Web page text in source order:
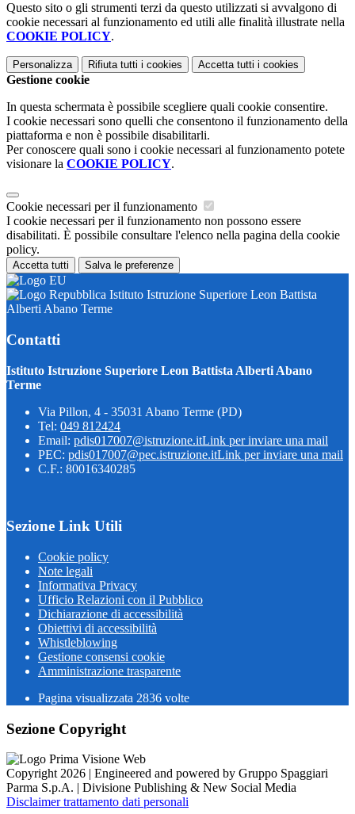
Questo sito o gli strumenti terzi da questo utilizzati si avvalgono di
cookie necessari al funzionamento ed utili alle finalità illustrate nella
COOKIE POLICY.
Personalizza Rifiuta tutti i cookies Accetta tutti i cookies
Gestione cookie
In questa schermata è possibile scegliere quali cookie consentire.
I cookie necessari sono quelli che consentono il funzionamento della
piattaforma e non è possibile disabilitarli.
Per conoscere quali sono i cookie necessari al funzionamento potete
visionare la COOKIE POLICY.
Cookie necessari per il funzionamento
I cookie necessari per il funzionamento non possono essere
disabilitati. È possibile consultare l'elenco nella pagina della cookie
policy.
Accetta tutti Salva le preferenze
Istituto Istruzione Superiore Leon Battista
Alberti Abano Terme
Contatti
Istituto Istruzione Superiore Leon Battista Alberti Abano
Terme
Via Pillon, 4 - 35031 Abano Terme (PD)
Tel: 049 812424
Email: pdis017007@istruzione.itLink per inviare una mail
PEC: pdis017007@pec.istruzione.itLink per inviare una mail
C.F.: 80016340285
Sezione Link Utili
Cookie policy
Note legali
Informativa Privacy
Ufficio Relazioni con il Pubblico
Dichiarazione di accessibilità
Obiettivi di accessibilità
Whistleblowing
Gestione consensi cookie
Amministrazione trasparente
Pagina visualizzata 2836 volte
Sezione Copyright
Copyright 2026 | Engineered and powered by Gruppo Spaggiari
Parma S.p.A. | Divisione Publishing & New Social Media
Disclaimer trattamento dati personali